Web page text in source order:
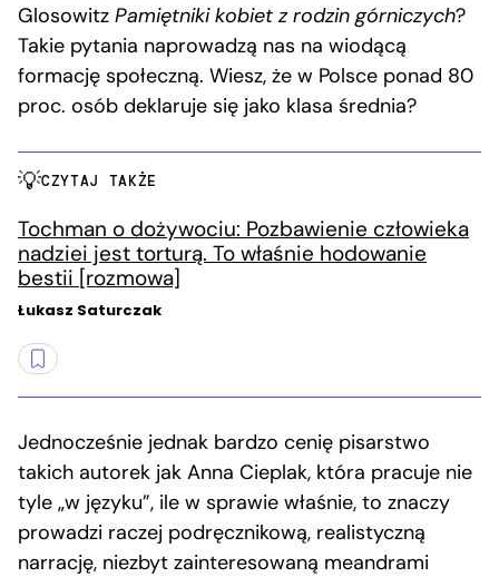
Glosowitz Pamiętniki kobiet z rodzin górniczych?
Takie pytania naprowadzą nas na wiodącą
formację społeczną. Wiesz, że w Polsce ponad 80
proc. osób deklaruje się jako klasa średnia?
CZYTAJ TAKŻE
Tochman o dożywociu: Pozbawienie człowieka
nadziei jest torturą. To właśnie hodowanie
bestii [rozmowa]
Łukasz Saturczak
Jednocześnie jednak bardzo cenię pisarstwo
takich autorek jak Anna Cieplak, która pracuje nie
tyle „w języku”, ile w sprawie właśnie, to znaczy
prowadzi raczej podręcznikową, realistyczną
narrację, niezbyt zainteresowaną meandrami